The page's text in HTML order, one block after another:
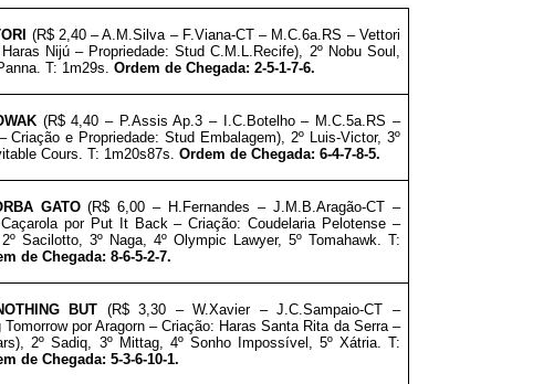
(R$ 2,40 – A.M.Silva – F.Viana-CT – M.C.6a.RS – Vettori
Nijú – Propriedade:Stud C.M.L.Recife), 2º Nobu Soul,
T: 1m29s.Ordem de Chegada: 2-5-1-7-6.
(R$ 4,40 – P.Assis Ap.3– I.C.Botelho – M.C.5a.RS –
Criação e Propriedade:Stud Embalagem), 2º Luis-Victor, 3º
Cours. T: 1m20s87s.Ordem de Chegada: 6-4-7-8-5.
GATO(R$ 6,00 – H.Fernandes– J.M.B.Aragão-CT –
por Put It Back – Criação: Coudelaria Pelotense–
Sacilotto, 3º Naga, 4º Olympic Lawyer, 5º Tomahawk. T:
de Chegada: 8-6-5-2-7.
BUT (R$ 3,30 – W.Xavier – J.C.Sampaio-CT –
por Aragorn – Criação: Haras Santa Rita da Serra –
), 2º Sadiq, 3º Mittag, 4º Sonho Impossível, 5º Xátria. T:
de Chegada: 5-3-6-10-1.